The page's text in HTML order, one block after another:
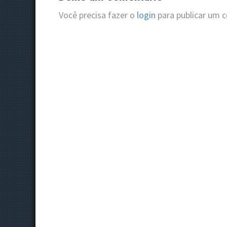
n
Você precisa fazer o login para publicar um